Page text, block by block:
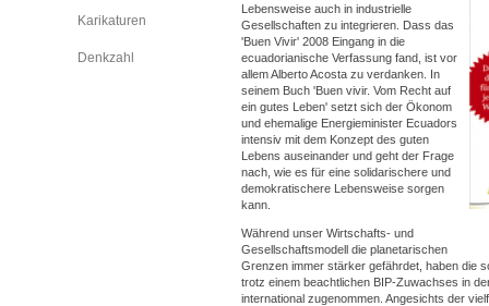
Karikaturen
Denkzahl
Lebensweise auch in industrielle
Gesellschaften zu integrieren. Dass das
'Buen Vivir' 2008 Eingang in die
ecuadorianische Verfassung fand, ist vor
allem Alberto Acosta zu verdanken. In
seinem Buch 'Buen vivir. Vom Recht auf
ein gutes Leben' setzt sich der Ökonom
und ehemalige Energieminister Ecuadors
intensiv mit dem Konzept des guten
Lebens auseinander und geht der Frage
nach, wie es für eine solidarischere und
demokratischere Lebensweise sorgen
kann.
Während unser Wirtschafts- und
Gesellschaftsmodell die planetarischen
Grenzen immer stärker gefährdet, haben die
trotz einem beachtlichen BIP-Zuwachses in
international zugenommen. Angesichts der